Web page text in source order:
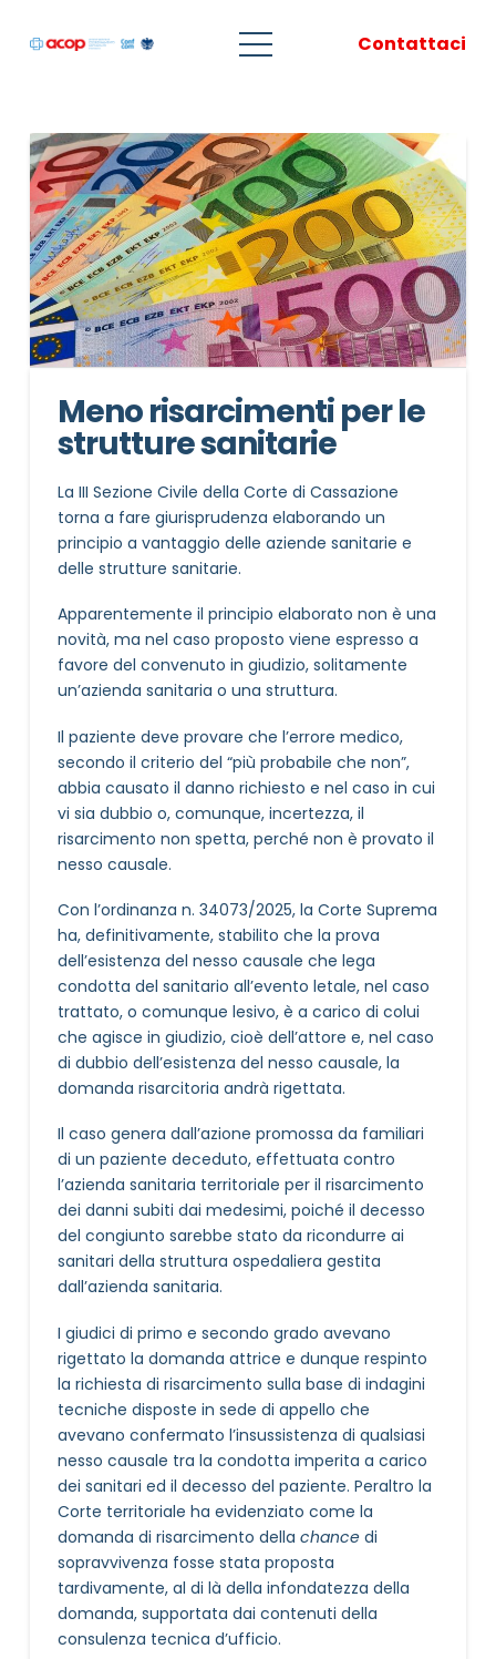
Contattaci
Meno risarcimenti per le
strutture sanitarie
La III Sezione Civile della Corte di Cassazione
torna a fare giurisprudenza elaborando un
principio a vantaggio delle aziende sanitarie e
delle strutture sanitarie.
Apparentemente il principio elaborato non è una
novità, ma nel caso proposto viene espresso a
favore del convenuto in giudizio, solitamente
un’azienda sanitaria o una struttura.
Il paziente deve provare che l’errore medico,
secondo il criterio del “più probabile che non”,
abbia causato il danno richiesto e nel caso in cui
vi sia dubbio o, comunque, incertezza, il
risarcimento non spetta, perché non è provato il
nesso causale.
Con l’ordinanza n. 34073/2025, la Corte Suprema
ha, definitivamente, stabilito che la prova
dell’esistenza del nesso causale che lega
condotta del sanitario all’evento letale, nel caso
trattato, o comunque lesivo, è a carico di colui
che agisce in giudizio, cioè dell’attore e, nel caso
di dubbio dell’esistenza del nesso causale, la
domanda risarcitoria andrà rigettata.
Il caso genera dall’azione promossa da familiari
di un paziente deceduto, effettuata contro
l’azienda sanitaria territoriale per il risarcimento
dei danni subiti dai medesimi, poiché il decesso
del congiunto sarebbe stato da ricondurre ai
sanitari della struttura ospedaliera gestita
dall’azienda sanitaria.
I giudici di primo e secondo grado avevano
rigettato la domanda attrice e dunque respinto
la richiesta di risarcimento sulla base di indagini
tecniche disposte in sede di appello che
avevano confermato l’insussistenza di qualsiasi
nesso causale tra la condotta imperita a carico
dei sanitari ed il decesso del paziente. Peraltro la
Corte territoriale ha evidenziato come la
domanda di risarcimento della chancedi
sopravvivenza fosse stata proposta
tardivamente, al di là della infondatezza della
domanda, supportata dai contenuti della
consulenza tecnica d’ufficio.